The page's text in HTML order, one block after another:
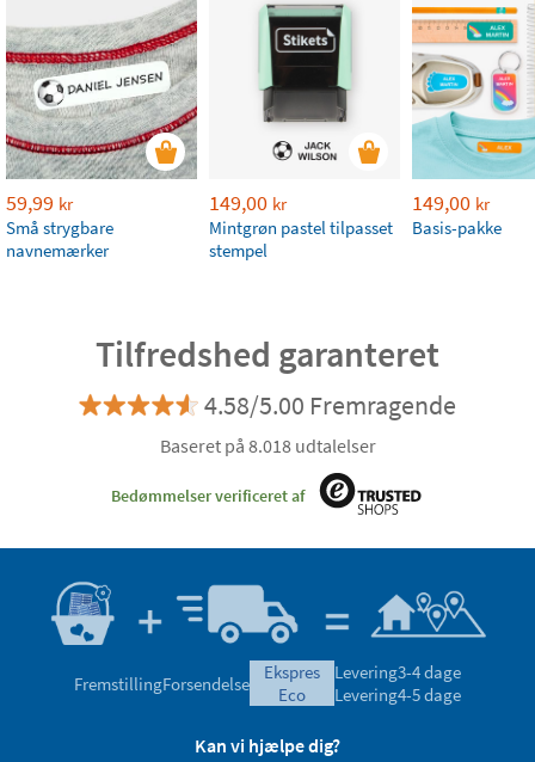
59,99 kr
Små strygbare
navnemærker
149,00 kr
Mintgrøn pastel tilpasset
stempel
149,00 kr
Basis-pakke
Tilfredshed garanteret
4.58/5.00 Fremragende
Baseret på 8.018 udtalelser
Bedømmelser verificeret af
FremstillingForsendelse
ekspres
eco
Levering3-4 dage
Levering4-5 dage
Kan vi hjælpe dig?